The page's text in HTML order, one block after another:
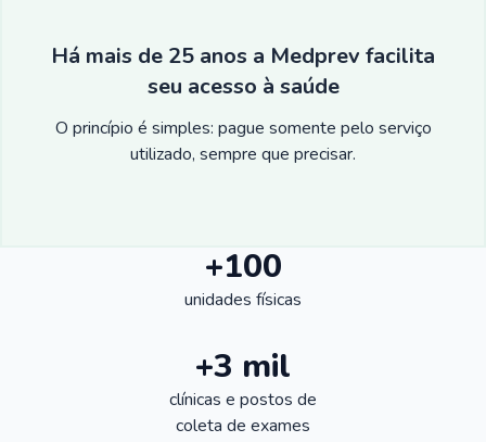
Há mais de 25 anos a Medprev facilita
seu acesso à saúde
O princípio é simples: pague somente pelo serviço
utilizado, sempre que precisar.
+100
unidades físicas
+3 mil
clínicas e postos de
coleta de exames